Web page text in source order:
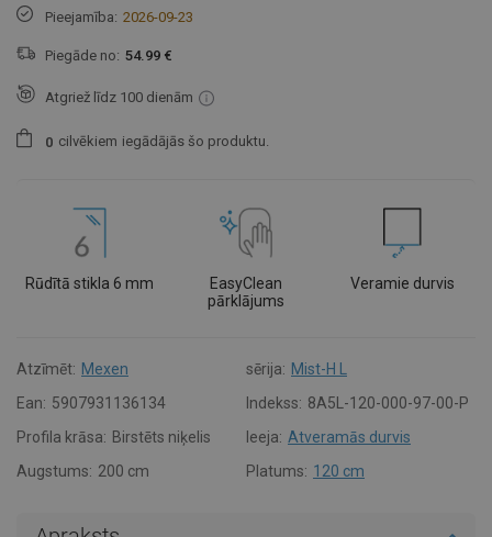
Pieejamība: 2026-09-23
Piegāde no: 54.99 €
Atgriež līdz 100 dienām
0 cilvēkiem iegādājās šo produktu.
Rūdītā stikla 6 mm
EasyClean
pārklājums
Veramie durvis
Atzīmēt: Mexen sērija: Mist-H L
Ean: 5907931136134 Indekss: 8A5L-120-000-97-00-P
Profila krāsa: Birstēts niķelis Ieeja: Atveramās durvis
Augstums: 200 cm Platums: 120 cm